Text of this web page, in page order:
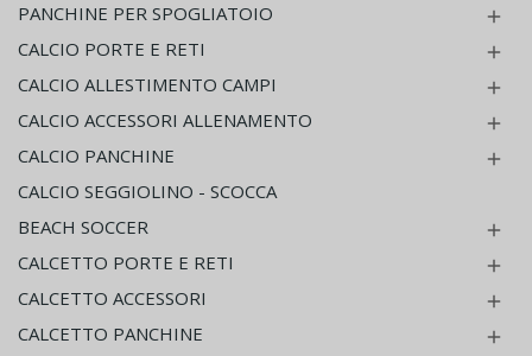
PANCHINE PER SPOGLIATOIO 
CALCIO PORTE E RETI 
CALCIO ALLESTIMENTO CAMPI 
CALCIO ACCESSORI ALLENAMENTO 
CALCIO PANCHINE 
CALCIO SEGGIOLINO - SCOCCA
BEACH SOCCER

CALCETTO PORTE E RETI 
CALCETTO ACCESSORI 
CALCETTO PANCHINE 